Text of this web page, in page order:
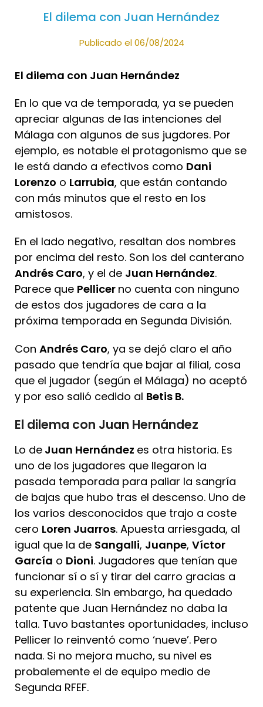
El dilema con Juan Hernández
Publicado el 06/08/2024
El dilema con Juan Hernández
En lo que va de temporada, ya se pueden
apreciar algunas de las intenciones del
Málaga con algunos de sus jugdores. Por
ejemplo, es notable el protagonismo que se
le está dando a efectivos como Dani
Lorenzo o Larrubia, que están contando
con más minutos que el resto en los
amistosos.
En el lado negativo, resaltan dos nombres
por encima del resto. Son los del canterano
Andrés Caro, y el de Juan Hernández.
Parece que Pellicer no cuenta con ninguno
de estos dos jugadores de cara a la
próxima temporada en Segunda División.
Con Andrés Caro, ya se dejó claro el año
pasado que tendría que bajar al filial, cosa
que el jugador (según el Málaga) no aceptó
y por eso salió cedido al Betis B.
El dilema con Juan Hernández
Lo de Juan Hernández es otra historia. Es
uno de los jugadores que llegaron la
pasada temporada para paliar la sangría
de bajas que hubo tras el descenso. Uno de
los varios desconocidos que trajo a coste
cero Loren Juarros. Apuesta arriesgada, al
igual que la de Sangalli, Juanpe, Víctor
García o Dioni. Jugadores que tenían que
funcionar sí o sí y tirar del carro gracias a
su experiencia. Sin embargo, ha quedado
patente que Juan Hernández no daba la
talla. Tuvo bastantes oportunidades, incluso
Pellicer lo reinventó como ‘nueve’. Pero
nada. Si no mejora mucho, su nivel es
probalemente el de equipo medio de
Segunda RFEF.